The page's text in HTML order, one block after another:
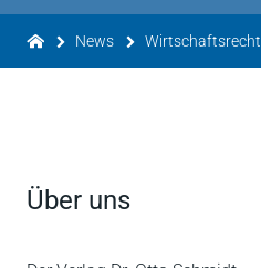
News Wirtschaftsrecht
Über uns